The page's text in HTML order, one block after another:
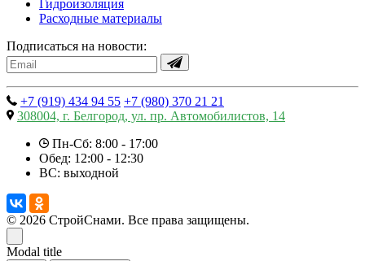
Гидроизоляция
Расходные материалы
Подписаться на новости:
+7 (919) 434 94 55 +7 (980) 370 21 21
308004, г. Белгород, ул. пр. Автомобилистов, 14
Пн-Сб: 8:00 - 17:00
Обед: 12:00 - 12:30
ВС: выходной
© 2026 СтройСнами. Все права защищены.
Modal title